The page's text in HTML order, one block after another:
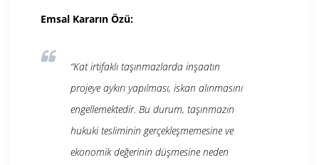
Emsal Kararın Özü:
“Kat irtifaklı taşınmazlarda inşaatın
projeye aykırı yapılması, iskan alınmasını
engellemektedir. Bu durum, taşınmazın
hukuki tesliminin gerçekleşmemesine ve
ekonomik değerinin düşmesine neden